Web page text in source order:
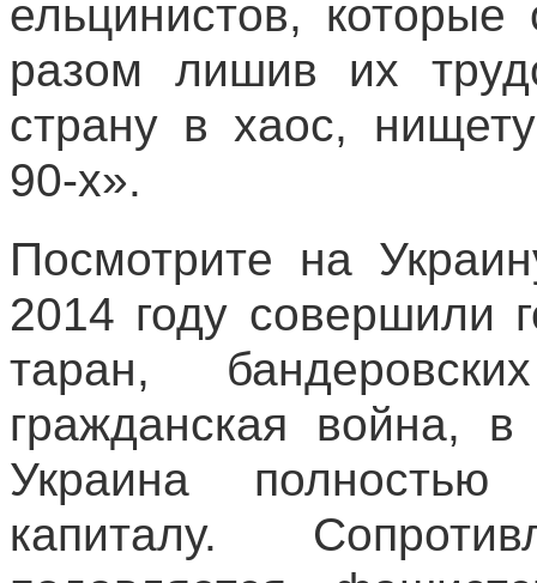
ельцинистов,
разом лишив их
страну в хаос,
90-х».
Посмотрите на
2014 году совершили
таран,
гражданская война,
Украина полностью
капиталу.